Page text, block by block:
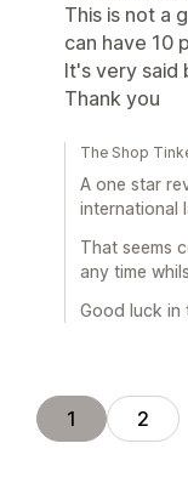
This is not a
can have 10
It's very said
Thank you
The Shop
A one star
international
That seems
any time
Good luck in
1 2